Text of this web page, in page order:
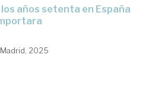
2025